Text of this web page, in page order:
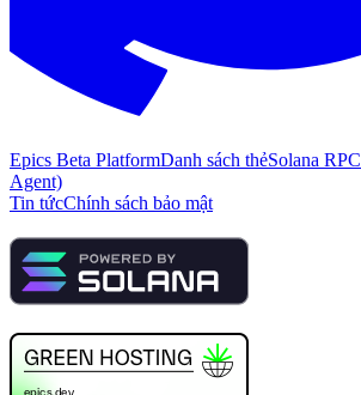
Epics Beta PlatformDanh sách thẻSolana RPC
Agent)
Tin tứcChính sách bảo mật